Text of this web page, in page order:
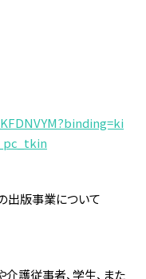
の出版事業について
介護従事者、学生、また